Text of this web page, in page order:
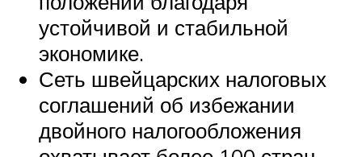
устойчивой и стабильной
экономике.
Сеть швейцарских налоговых
соглашений об избежании
двойного налогообложения